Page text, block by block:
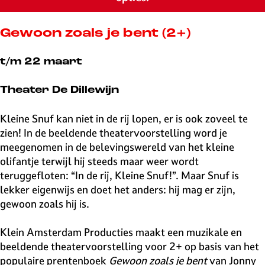
e
s
u
m
Gewoon zoals je bent (2+)
t/m 22 maart
Theater De Dillewijn
Kleine Snuf kan niet in de rij lopen, er is ook zoveel te
zien! In de beeldende theatervoorstelling word je
meegenomen in de belevingswereld van het kleine
olifantje terwijl hij steeds maar weer wordt
teruggefloten: “In de rij, Kleine Snuf!”. Maar Snuf is
lekker eigenwijs en doet het anders: hij mag er zijn,
gewoon zoals hij is.
Klein Amsterdam Producties maakt een muzikale en
beeldende theatervoorstelling voor 2+ op basis van het
populaire prentenboek Gewoon zoals je bentvan Jonny